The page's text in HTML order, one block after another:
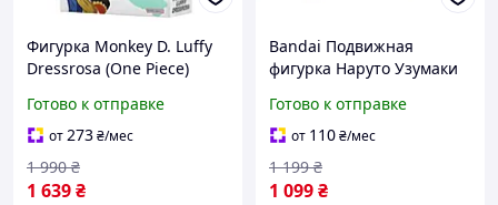
Фигурка Monkey D. Luffy
Dressrosa (One Piece)
37007
Готово к отправке
от273₴/мес
1 639₴
1 990 ₴
Bandai Подвижная
фигурка Наруто Узумаки
Uzumaki) из аниме
Наруто / Naruto
Готово к отправке
от 110₴/мес
1 099₴
1 199 ₴